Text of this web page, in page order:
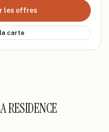
les offres
carte
RESIDENCE